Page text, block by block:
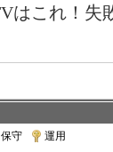
はこれ！失
保守 運用